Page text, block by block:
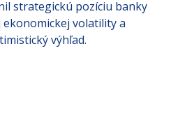
strategickú pozíciu banky
volatility a
výhľad.